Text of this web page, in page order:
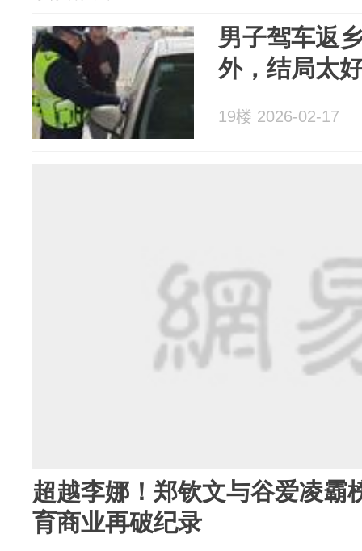
男子驾车返
外，结局太
19楼 2026-02-17
超越李娜！郑钦文与谷爱凌霸
育商业再破纪录